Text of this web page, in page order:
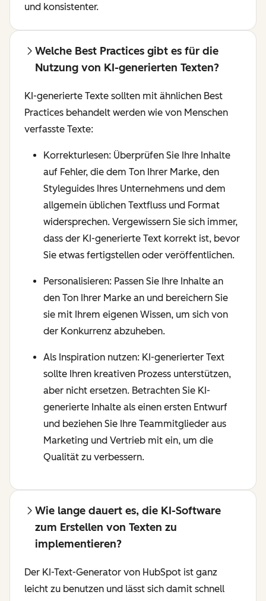
und konsistenter.
Welche Best Practices gibt es für die
Nutzung von KI-generierten Texten?
KI-generierte Texte sollten mit ähnlichen Best
Practices behandelt werden wie von Menschen
verfasste Texte:
Korrekturlesen: Überprüfen Sie Ihre Inhalte
auf Fehler, die dem Ton Ihrer Marke, den
Styleguides Ihres Unternehmens und dem
allgemein üblichen Textfluss und Format
widersprechen. Vergewissern Sie sich immer,
dass der KI-generierte Text korrekt ist, bevor
Sie etwas fertigstellen oder veröffentlichen.
Personalisieren: Passen Sie Ihre Inhalte an
den Ton Ihrer Marke an und bereichern Sie
sie mit Ihrem eigenen Wissen, um sich von
der Konkurrenz abzuheben.
Als Inspiration nutzen: KI-generierter Text
sollte Ihren kreativen Prozess unterstützen,
aber nicht ersetzen. Betrachten Sie KI-
generierte Inhalte als einen ersten Entwurf
und beziehen Sie Ihre Teammitglieder aus
Marketing und Vertrieb mit ein, um die
Qualität zu verbessern.
Wie lange dauert es, die KI-Software
zum Erstellen von Texten zu
implementieren?
Der KI-Text-Generator von HubSpot ist ganz
leicht zu benutzen und lässt sich damit schnell